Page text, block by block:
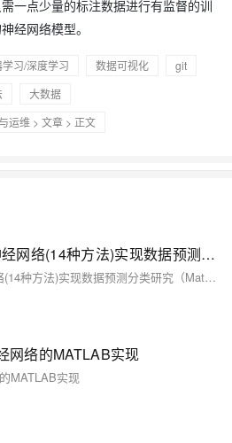
一点少量的标注数据进行有监督的训
经网络模型。
习/深度学习 数据可视化
git
大数据
运维 > 文章 > 正文
14种智能算法优化BP神经网络(14种方法)实现数据预测分类研究（Matlab代码实现）
14种智能算法优化BP神经网络(14种方法)实现数据预测分类研究（Matlab代码实现）
网络的MATLAB实现
MATLAB实现